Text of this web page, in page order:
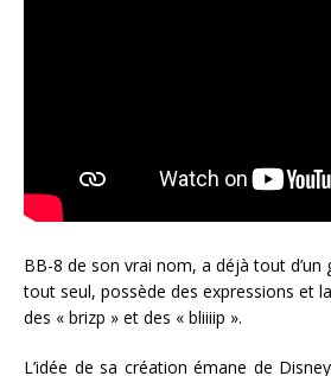
BB-8 de son vrai nom, a déjà tout d’un
tout seul, possède des expressions et
des « brizp » et des « bliiiip ».
L’idée de sa création émane de